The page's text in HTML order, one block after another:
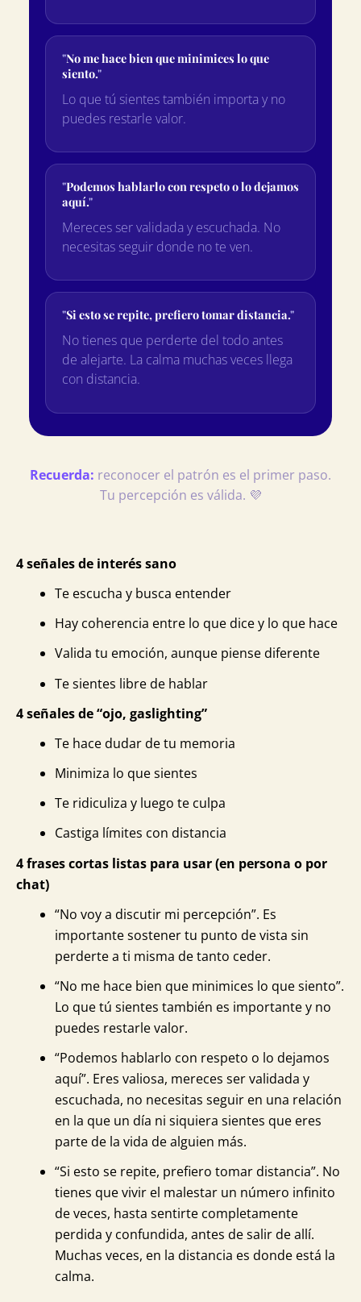
No me hace bien que minimices lo que
siento.
Lo que tú sientes también importa y no
puedes restarle valor.
Podemos hablarlo con respeto o lo dejamos
aquí.
Mereces ser validada y escuchada. No
necesitas seguir donde no te ven.
Si esto se repite, prefiero tomar distancia.
No tienes que perderte del todo antes
de alejarte. La calma muchas veces llega
con distancia.
Recuerda: reconocer el patrón es el primer paso.
Tu percepción es válida. 💜
4 señales de interés sano
Te escucha y busca entender
Hay coherencia entre lo que dice y lo que hace
Valida tu emoción, aunque piense diferente
Te sientes libre de hablar
4 señales de “ojo, gaslighting”
Te hace dudar de tu memoria
Minimiza lo que sientes
Te ridiculiza y luego te culpa
Castiga límites con distancia
4 frases cortas listas para usar (en persona o por
chat)
“No voy a discutir mi percepción”. Es
importante sostener tu punto de vista sin
perderte a ti misma de tanto ceder.
“No me hace bien que minimices lo que siento”.
Lo que tú sientes también es importante y no
puedes restarle valor.
“Podemos hablarlo con respeto o lo dejamos
aquí”. Eres valiosa, mereces ser validada y
escuchada, no necesitas seguir en una relación
en la que un día ni siquiera sientes que eres
parte de la vida de alguien más.
“Si esto se repite, prefiero tomar distancia”. No
tienes que vivir el malestar un número infinito
de veces, hasta sentirte completamente
perdida y confundida, antes de salir de allí.
Muchas veces, en la distancia es donde está la
calma.